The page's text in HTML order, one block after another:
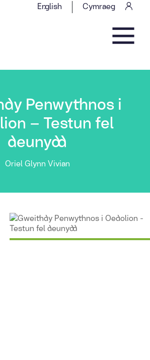
English Cymraeg
Penwythnos i
– Testun fel
deunydd
Oriel Glynn Vivian